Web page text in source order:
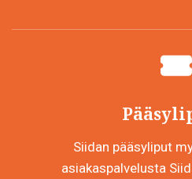
Siidan pääsyliput
asiakaspalvelusta